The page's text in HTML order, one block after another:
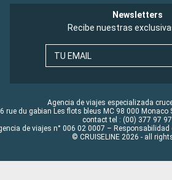
Newsletters
Recibe nuestras
TU EMAIL
Agencia de viajes especializada
rue du gabian Les flots bleus MC 98 000 Monaco
contact tel : (00) 377 97
de viajes n° 006 02 0007 –
© CRUISELINE 2026 - all